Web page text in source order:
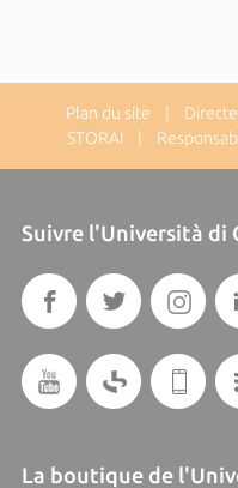
Plan du site |
STORAI |
Suivre l'Università di
La boutique de